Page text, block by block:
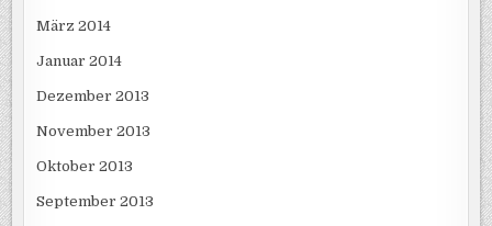
März 2014
Januar 2014
Dezember 2013
November 2013
Oktober 2013
September 2013